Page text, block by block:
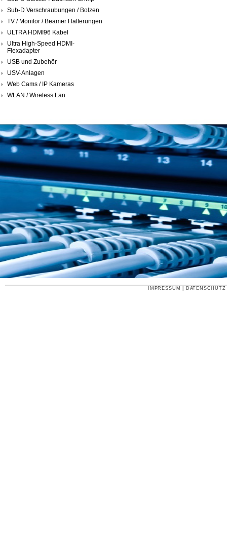
Sub-D Verschraubungen / Bolzen
TV / Monitor / Beamer Halterungen
ULTRA HDMI96 Kabel
Ultra High-Speed HDMI-
Flexadapter
USB und Zubehör
USV-Anlagen
Web Cams / IP Kameras
WLAN / Wireless Lan
IMPRESSUM DATENSCHUTZ